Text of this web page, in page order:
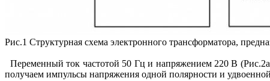
Рис.1 Структурная схема электронного трансформатора,
Переменный ток частотой 50 Гц и напряжением 220 В
получаем импульсы напряжения одной полярности и